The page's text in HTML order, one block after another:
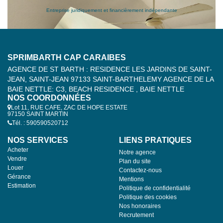
Entreprise juridiquement et financièrement indépendante
SPRIMBARTH CAP CARAIBES
AGENCE DE ST BARTH : RESIDENCE LES JARDINS DE SAINT-
JEAN, SAINT-JEAN 97133 SAINT-BARTHELEMY AGENCE DE LA
BAIE NETTLE: C3, BEACH RESIDENCE , BAIE NETTLE
NOS COORDONNÉES
Lot 11, RUE CAFE, ZAC DE HOPE ESTATE
97150 SAINT MARTIN
Tél. : 590590520712
NOS SERVICES
Acheter
Vendre
Louer
Gérance
Estimation
LIENS PRATIQUES
Notre agence
Plan du site
Contactez-nous
Mentions
Politique de confidentialité
Politique des cookies
Nos honoraires
Recrutement